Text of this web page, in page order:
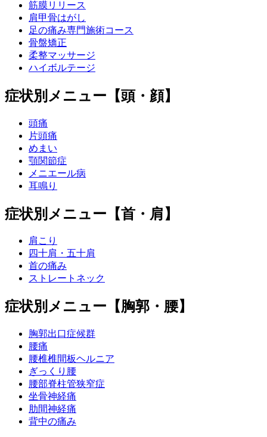
筋膜リリース
肩甲骨はがし
足の痛み専門施術コース
骨盤矯正
柔整マッサージ
ハイボルテージ
症状別メニュー【頭・顔】
頭痛
片頭痛
めまい
顎関節症
メニエール病
耳鳴り
症状別メニュー【首・肩】
肩こり
四十肩・五十肩
首の痛み
ストレートネック
症状別メニュー【胸郭・腰】
胸郭出口症候群
腰痛
腰椎椎間板ヘルニア
ぎっくり腰
腰部脊柱管狭窄症
坐骨神経痛
肋間神経痛
背中の痛み